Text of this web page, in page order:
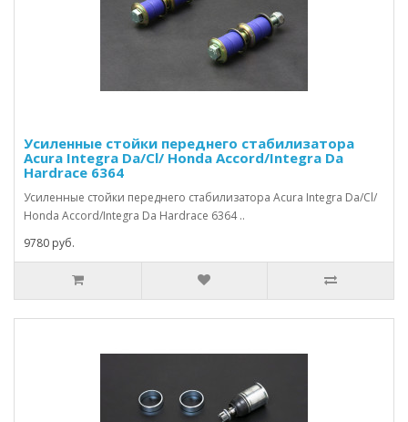
Усиленные стойки переднего стабилизатора
Acura Integra Da/Cl/ Honda Accord/Integra Da
Hardrace 6364
Усиленные стойки переднего стабилизатора Acura Integra Da/Cl/
Honda Accord/Integra Da Hardrace 6364 ..
9780 руб.